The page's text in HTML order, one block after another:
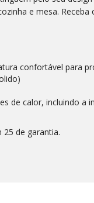
e mesa.
confortável para
de calor, incluindo a
de garantia.